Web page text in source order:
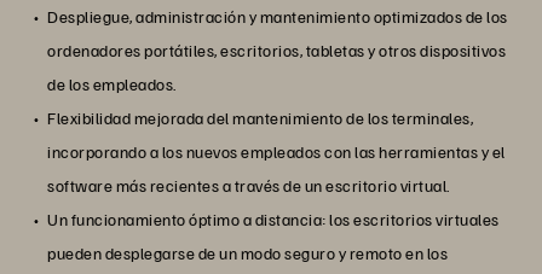
Despliegue, administración y mantenimiento optimizados de los
ordenadores portátiles, escritorios, tabletas y otros dispositivos
de los empleados.
Flexibilidad mejorada del mantenimiento de los terminales,
incorporando a los nuevos empleados con las herramientas y el
software más recientes a través de un escritorio virtual.
Un funcionamiento óptimo a distancia: los escritorios virtuales
pueden desplegarse de un modo seguro y remoto en los